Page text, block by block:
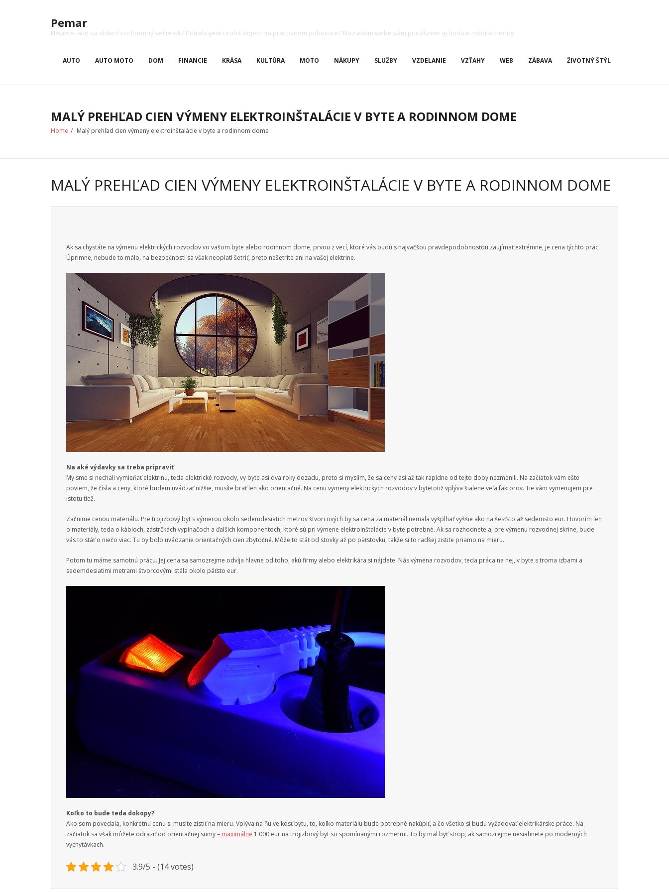
Pemar
Neviete, ako sa obliecť na firemný večierok? Potrebujete urobiť dojem na pracovnom pohovore? Na našom webe vám prinášame aj horúce módne trendy.
AUTO AUTO MOTO DOM FINANCIE KRÁSA KULTÚRA MOTO NÁKUPY SLUŽBY VZDELANIE VZŤAHY WEB ZÁBAVA ŽIVOTNÝ ŠTÝL
MALÝ PREHĽAD CIEN VÝMENY ELEKTROINŠTALÁCIE V BYTE A RODINNOM DOME
Home / Malý prehľad cien výmeny elektroinštalácie v byte a rodinnom dome
MALÝ PREHĽAD CIEN VÝMENY ELEKTROINŠTALÁCIE V BYTE A RODINNOM DOME
Ak sa chystáte na výmenu elektrických rozvodov vo vašom byte alebo rodinnom dome, prvou z vecí, ktoré vás budú s najväčšou pravdepodobnosťou zaujímať extrémne, je cena týchto prác.
Úprimne, nebude to málo, na bezpečnosti sa však neoplatí šetriť, preto nešetrite ani na vašej elektrine.
Na aké výdavky sa treba pripraviť
My sme si nechali vymieňať elektrinu, teda elektrické rozvody, vy byte asi dva roky dozadu, preto si myslím, že sa ceny asi až tak rapídne od tejto doby nezmenili. Na začiatok vám ešte
poviem, že čísla a ceny, ktoré budem uvádzať nižšie, musíte brať len ako orientačné. Na cenu vymeny elektrickych rozvodov v bytetotiž vplýva šialene veľa faktorov. Tie vám vymenujem pre
istotu tiež.
Začnime cenou materiálu. Pre trojizbový byt s výmerou okolo sedemdesiatich metrov štvorcových by sa cena za materiál nemala vyšplhať vyššie ako na šesťsto až sedemsto eur. Hovorím len
o materiály, teda o kábloch, zástrčkách vypínačoch a ďalších komponentoch, ktoré sú pri výmene elektroinštalácie v byte potrebné. Ak sa rozhodnete aj pre výmenu rozvodnej skrine, bude
vás to stáť o niečo viac. Tu by bolo uvádzanie orientačných cien zbytočné. Môže to stáť od stovky až po päťstovku, takže si to radšej zistite priamo na mieru.
Potom tu máme samotnú prácu. Jej cena sa samozrejme odvíja hlavne od toho, akú firmy alebo elektrikára si nájdete. Nás výmena rozvodov, teda práca na nej, v byte s troma izbami a
sedemdesiatimi metrami štvorcovými stála okolo päťsto eur.
Koľko to bude teda dokopy?
Ako som povedala, konkrétnu cenu si musíte zistiť na mieru. Vplýva na ňu veľkosť bytu, to, koľko materiálu bude potrebné nakúpiť, a čo všetko si budú vyžadovať elektrikárske práce. Na
začiatok sa však môžete odraziť od orientačnej sumy – maximálne 1 000 eur na trojizbový byt so spomínanými rozmermi. To by mal byť strop, ak samozrejme nesiahnete po moderných
vychytávkach.
3.9/5 - (14 votes)